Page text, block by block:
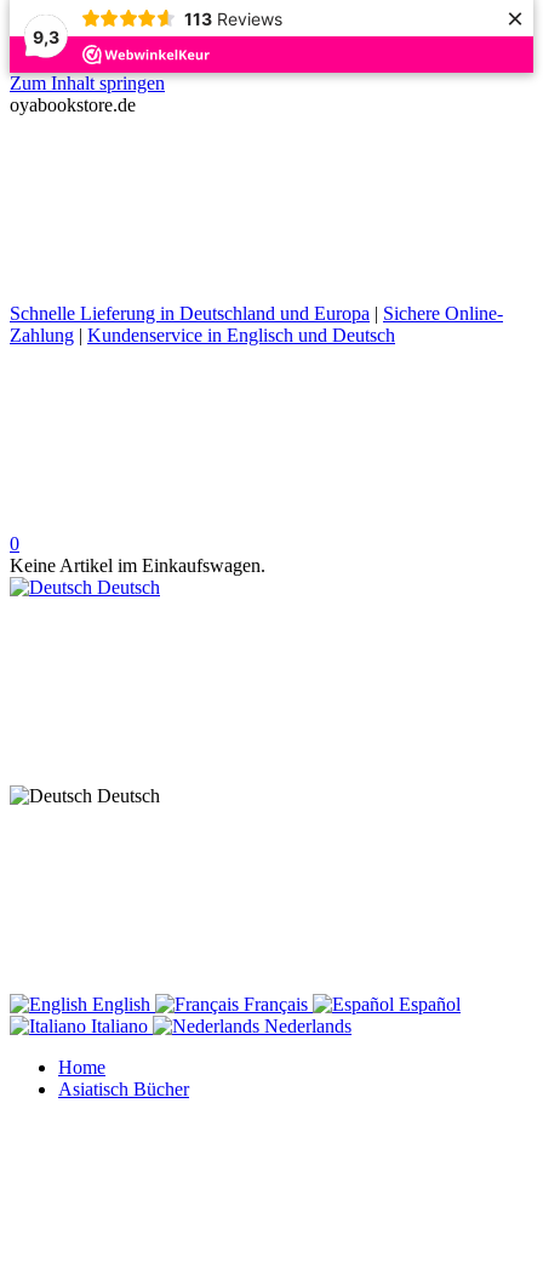
9,3
113 Reviews ×
Zum Inhalt springen
oyabookstore.de
Schnelle Lieferung in Deutschland und Europa | Sichere Online-
Zahlung | Kundenservice in Englisch und Deutsch
0
Keine Artikel im Einkaufswagen.
Deutsch
Deutsch
English Français
Español
Italiano
Nederlands
Home
Asiatisch Bücher